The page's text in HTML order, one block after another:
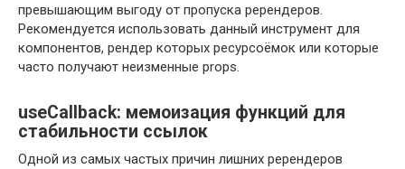
превышающим выгоду от пропуска ререндеров.
Рекомендуется использовать данный инструмент для
компонентов, рендер которых ресурсоёмок или которые
часто получают неизменные props.
useCallback: мемоизация функций для
стабильности ссылок
Одной из самых частых причин лишних ререндеров